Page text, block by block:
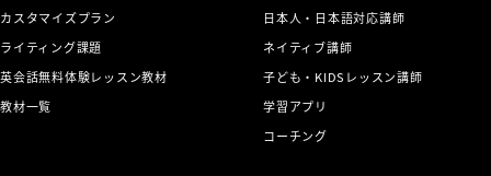
カスタマイズプラン
ライティング課題
英会話無料体験レッスン教材
教材一覧
日本人・日本語対応講師
ネイティブ講師
子ども・KIDSレッスン講師
学習アプリ
コーチング